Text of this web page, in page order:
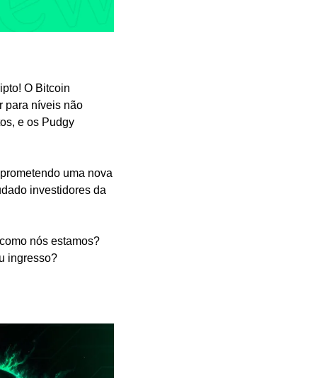
O Bitcoin
para níveis não
e os Pudgy
uma nova
investidores da
nós estamos?
ingresso?